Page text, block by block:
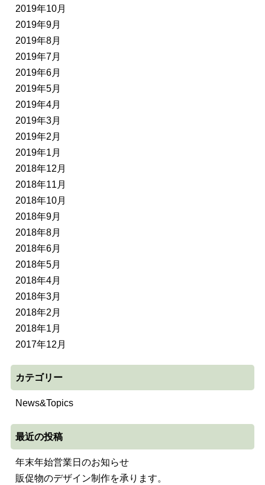
2019年10月
2019年9月
2019年8月
2019年7月
2019年6月
2019年5月
2019年4月
2019年3月
2019年2月
2019年1月
2018年12月
2018年11月
2018年10月
2018年9月
2018年8月
2018年6月
2018年5月
2018年4月
2018年3月
2018年2月
2018年1月
2017年12月
カテゴリー
News&Topics
最近の投稿
年末年始営業日のお知らせ
販促物のデザイン制作を承ります。